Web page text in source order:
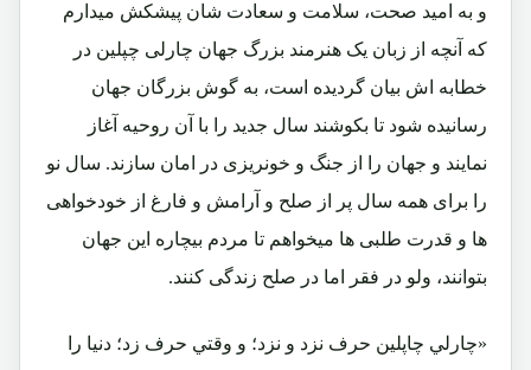
و به امید صحت، سلامت و سعادت شان پیشکش میدارم
که آنچه از زبان یک هنرمند بزرگ جهان چارلی چپلین در
خطابه اش بیان گردیده است، به گوش بزرگان جهان
رسانیده شود تا بکوشند سال جدید را با آن روحیه آغاز
نمایند و جهان را از جنگ و خونریزی در امان سازند. سال نو
را برای همه سال پر از صلح و آرامش و فارغ از خودخواهی
ها و قدرت طلبی ها میخواهم تا مردم بیچاره این جهان
بتوانند، ولو در فقر اما در صلح زندگی کنند.
«چارلي چاپلين حرف نزد و نزد؛ و وقتي حرف زد؛ دنيا را